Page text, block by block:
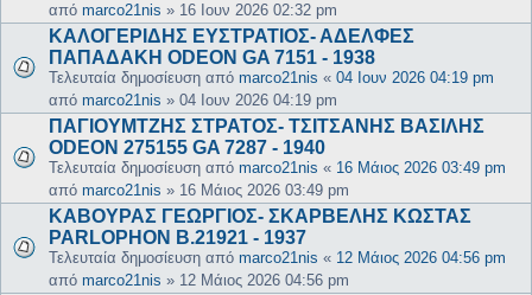
από marco21nis » 16 Ιουν 2026 02:32 pm
ΚΑΛΟΓΕΡΙΔΗΣ ΕΥΣΤΡΑΤΙΟΣ- ΑΔΕΛΦΕΣ
ΠΑΠΑΔΑΚΗ ODEON GA 7151 - 1938
Τελευταία δημοσίευση από marco21nis « 04 Ιουν 2026 04:19 pm
από marco21nis » 04 Ιουν 2026 04:19 pm
ΠΑΓΙΟΥΜΤΖΗΣ ΣΤΡΑΤΟΣ- ΤΣΙΤΣΑΝΗΣ ΒΑΣΙΛΗΣ
ODEON 275155 GA 7287 - 1940
Τελευταία δημοσίευση από marco21nis « 16 Μάιος 2026 03:49 pm
από marco21nis » 16 Μάιος 2026 03:49 pm
ΚΑΒΟΥΡΑΣ ΓΕΩΡΓΙΟΣ- ΣΚΑΡΒΕΛΗΣ ΚΩΣΤΑΣ
PARLOPHON B.21921 - 1937
Τελευταία δημοσίευση από marco21nis « 12 Μάιος 2026 04:56 pm
από marco21nis » 12 Μάιος 2026 04:56 pm